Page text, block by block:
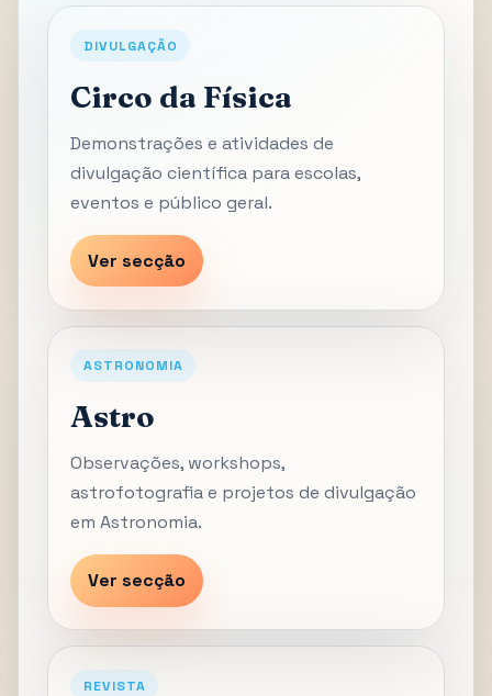
DIVULGAÇÃO
Circo da Física
Demonstrações e atividades de
divulgação científica para escolas,
eventos e público geral.
Ver secção
ASTRONOMIA
Astro
Observações, workshops,
astrofotografia e projetos de divulgação
em Astronomia.
Ver secção
REVISTA